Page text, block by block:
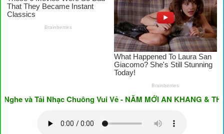
Tải Nhạc Chuông Vui Vẻ - NĂM MỚI AN KHANG & THỊNH